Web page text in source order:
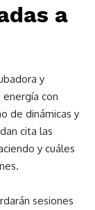
a
y
energía con
de dinámicas y
cita las
y cuáles
sesiones